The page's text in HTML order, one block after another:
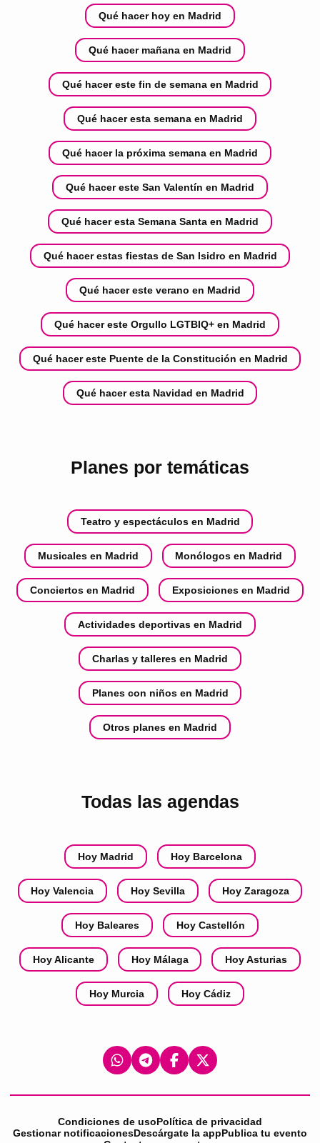
Qué hacer hoy en Madrid
Qué hacer mañana en Madrid
Qué hacer este fin de semana en Madrid
Qué hacer esta semana en Madrid
Qué hacer la próxima semana en Madrid
Qué hacer este San Valentín en Madrid
Qué hacer esta Semana Santa en Madrid
Qué hacer estas fiestas de San Isidro en Madrid
Qué hacer este verano en Madrid
Qué hacer este Orgullo LGTBIQ+ en Madrid
Qué hacer este Puente de la Constitución en Madrid
Qué hacer esta Navidad en Madrid
Planes por temáticas
Teatro y espectáculos en Madrid
Musicales en Madrid Monólogos en Madrid
Conciertos en Madrid Exposiciones en Madrid
Actividades deportivas en Madrid
Charlas y talleres en Madrid
Planes con niños en Madrid
Otros planes en Madrid
Todas las agendas
Hoy Madrid Hoy Barcelona
Hoy Valencia Hoy Sevilla Hoy Zaragoza
Hoy Baleares Hoy Castellón
Hoy Alicante Hoy Málaga Hoy Asturias
Hoy Murcia Hoy Cádiz
Condiciones de usoPolítica de privacidad
Gestionar notificacionesDescárgate la appPublica tu evento